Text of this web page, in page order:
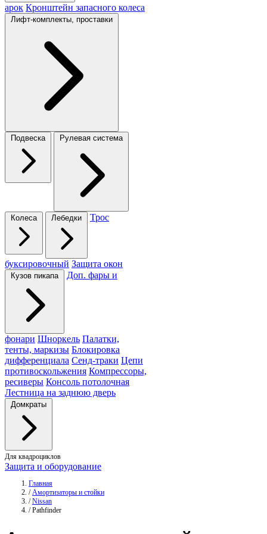
арок Кронштейн запасного колеса
Лифт-комплекты, проставки
Подвеска Рулевая система
Колеса Лебедки Трос
буксировочный Защита окон
Кузов пикапа Доп. фары и
фонари Шноркель Палатки,
тенты, маркизы Блокировка
дифференциала Сенд-траки Цепи
противоскольжения Компрессоры,
ресиверы Консоль потолочная
Лестница на заднюю дверь
Домкраты
Для квадроциклов
Защита и оборудование
Главная
/ Амортизаторы и стойки
/ Nissan
/ Pathfinder